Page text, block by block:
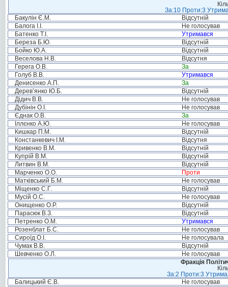
За:10 Проти:3
Бакулін Є.М.
Відсутній
Балога І.І.
Не голосував
Батенко Т.І.
Утримався
Береза Б.Ю.
Відсутній
Бойко Ю.А.
Відсутній
Веселова Н.В.
Відсутня
Герега О.В.
За
Голуб В.В.
Утримався
Денисенко А.П.
За
Дерев’янко Ю.Б.
Відсутній
Дідич В.В.
Не голосував
Дубінін О.І.
Не голосував
Єднак О.В.
За
Іллєнко А.Ю.
Не голосував
Кишкар П.М.
Відсутній
Констанкевич І.М.
Відсутня
Кривенко В.М.
Відсутній
Купрій В.М.
Відсутній
Литвин В.М.
Відсутній
Марченко О.О.
Проти
Матківський Б.М.
Не голосував
Міщенко С.Г.
Відсутній
Мусій О.С.
Не голосував
Онищенко О.Р.
Відсутній
Парасюк В.З.
Відсутній
Петренко О.М.
Утримався
Розенблат Б.С.
Не голосував
Сироїд О.І.
Не голосувала
Чумак В.В.
Відсутній
Шевченко О.Л.
Не голосував
Фракція
За:2 Проти:3
Балицький Є.В.
Не голосував